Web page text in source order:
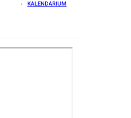
KALENDARIUM